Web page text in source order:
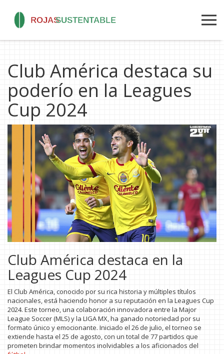
Club América destaca su
poderío en la Leagues
Cup 2024
Club América destaca en la
Leagues Cup 2024
El Club América, conocido por su rica historia y múltiples títulos
nacionales, está haciendo honor a su reputación en la Leagues Cup
2024. Este torneo, una colaboración innovadora entre la Major
League Soccer (MLS) y la LIGA MX, ha ganado notoriedad por su
formato único y emocionante. Iniciado el 26 de julio, el torneo se
extiende hasta el 25 de agosto, con un total de 77 partidos que
prometen brindar momentos inolvidables a los aficionados del